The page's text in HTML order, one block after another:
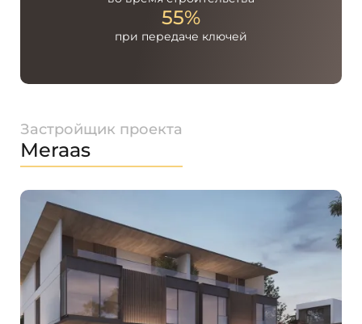
55%
при передаче ключей
Застройщик проекта
Meraas